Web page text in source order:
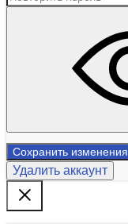
Сохранить изменения
Удалить аккаунт